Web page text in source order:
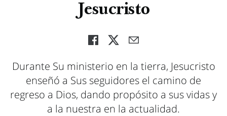
Jesucristo
Durante Su ministerio en la tierra, Jesucristo
enseñó a Sus seguidores el camino de
regreso a Dios, dando propósito a sus vidas y
a la nuestra en la actualidad.